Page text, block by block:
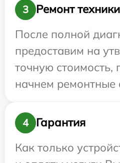
3
Ремонт техники
После полной
предоставим на
точную стоимость,
начнем ремонтные
4
Гарантия
Как только